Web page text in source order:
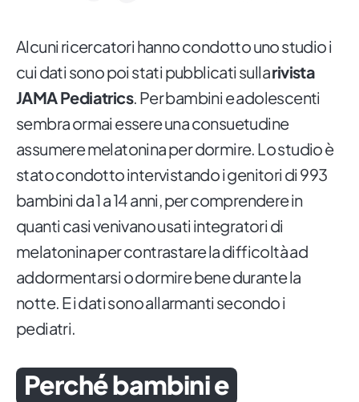
Alcuni ricercatori hanno condotto uno studio i
cui dati sono poi stati pubblicati sullarivista
JAMA Pediatrics. Per bambini e adolescenti
sembra ormai essere una consuetudine
assumere melatonina per dormire. Lo studio è
stato condotto intervistando i genitori di 993
bambini da 1 a 14 anni, per comprendere in
quanti casi venivano usati integratori di
melatonina per contrastare la difficoltà ad
addormentarsi o dormire bene durante la
notte. E i dati sono allarmanti secondo i
pediatri.
Perché bambini e